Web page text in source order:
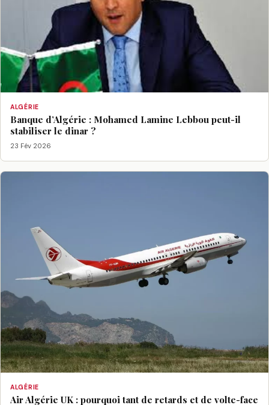
ALGÉRIE
Banque d’Algérie : Mohamed Lamine Lebbou peut-il
stabiliser le dinar ?
23 Fév 2026
ALGÉRIE
Air Algérie UK : pourquoi tant de retards et de volte-face